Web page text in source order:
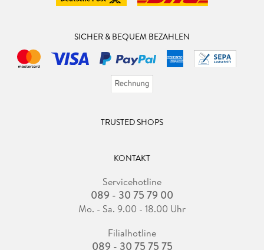
SICHER & BEQUEM BEZAHLEN
TRUSTED SHOPS
KONTAKT
Servicehotline
089 - 30 75 79 00
Mo. - Sa. 9.00 - 18.00 Uhr
Filialhotline
089 - 30 75 75 75